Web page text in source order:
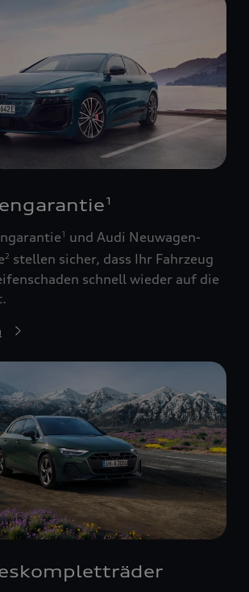
1
1
und Audi Neuwagen-
2 stellen sicher, dass Ihr Fahrzeug
schnell wieder auf die